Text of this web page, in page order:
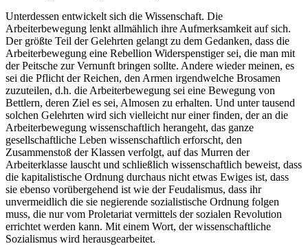
Unterdessen entwickelt sich die Wissenschaft. Die
Arbeiterbewegung lenkt allmählich ihre Aufmerksamkeit auf sich.
Der größte Teil der Gelehrten gelangt zu dem Gedanken, dass die
Arbeiterbewegung eine Rebellion Widerspenstiger sei, die man mit
der Peitsche zur Vernunft bringen sollte. Andere wieder meinen, es
sei die Pflicht der Reichen, den Armen irgendwelche Brosamen
zuzuteilen, d.h. die Arbeiterbewegung sei eine Bewegung von
Bettlern, deren Ziel es sei, Almosen zu erhalten. Und unter tausend
solchen Gelehrten wird sich vielleicht nur einer finden, der an die
Arbeiterbewegung wissenschaftlich herangeht, das ganze
gesellschaftliche Leben wissenschaftlich erforscht, den
Zusammenstoß der Klassen verfolgt, auf das Murren der
Arbeiterklasse lauscht und schließlich wissenschaftlich beweist, dass
die kapitalistische Ordnung durchaus nicht etwas Ewiges ist, dass
sie ebenso vorübergehend ist wie der Feudalismus, dass ihr
unvermeidlich die sie negierende sozialistische Ordnung folgen
muss, die nur vom Proletariat vermittels der sozialen Revolution
errichtet werden kann. Mit einem Wort, der wissenschaftliche
Sozialismus wird herausgearbeitet.